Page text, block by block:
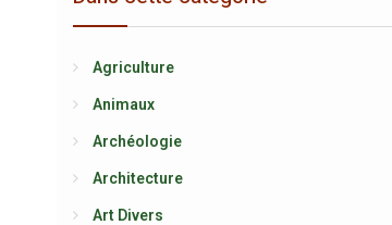
Agriculture
Animaux
Archéologie
Architecture
Art Divers